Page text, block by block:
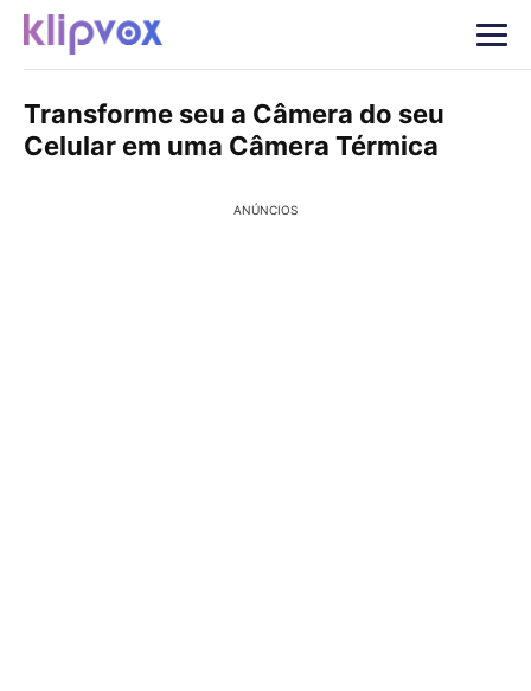
Transforme seu a Câmera do seu
Celular em uma Câmera Térmica
ANÚNCIOS